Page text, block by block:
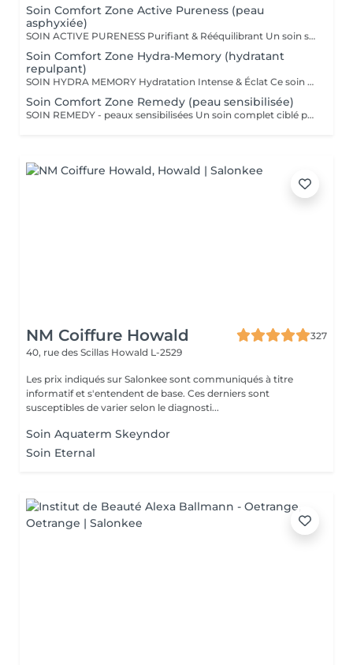
Soin Comfort Zone Active Pureness (peau
asphyxiée)
SOIN ACTIVE PURENESS Purifiant & Rééquilibrant Un soin spécifique profond qui désincruste et libère la peau de toutes ses impuretés. Grâce à l'action combinée des exfoliants et des extraits naturels purifiants, il aide à désobstruer les pores, réduire l'excès de sébum et retrouver un teint plus net et équilibré. Idéal pour retrouver une peau fraîche et matifiée, tout en douceur. SOINS DU VISAGE COMFORT ZONE Nos soins du visage utilisent les produits de la marque Comfort Zone, une référence en cosmétique professionnelle alliant science, nature et innovation. Formulés avec des ingrédients d'origine naturelle, sans silicones, parabènes ni huiles minérales, ces soins sont conçus pour respecter l'équilibre de la peau tout en offrant des résultats visibles et durables. Chaque soin est un véritable rituel de bien-être et d'efficacité, adapté aux besoins spécifiques de votre peau.
Soin Comfort Zone Hydra-Memory (hydratant
repulpant)
SOIN HYDRA MEMORY Hydratation Intense & Éclat Ce soin booste l'hydratation et recharge la peau en eau grâce à l'acide hyaluronique et aux extraits naturels hydratants. Sa texture fraîche et ultra-sensorielle désaltère immédiatement la peau et lui redonne souplesse, douceur et éclat. Parfait pour les peaux déshydratées ou fatiguées, en quête de confort et de fraîcheur. SOINS DU VISAGE COMFORT ZONE Nos soins du visage utilisent les produits de la marque Comfort Zone, une référence en cosmétique professionnelle alliant science, nature et innovation. Formulés avec des ingrédients d'origine naturelle, sans silicones, parabènes ni huiles minérales, ces soins sont conçus pour respecter l'équilibre de la peau tout en offrant des résultats visibles et durables. Chaque soin est un véritable rituel de bien-être et d'efficacité, adapté aux besoins spécifiques de votre peau.
Soin Comfort Zone Remedy (peau sensibilisée)
SOIN REMEDY - peaux sensibilisées Un soin complet ciblé pour tous les âges et tous les types de peau. Le point commun ? Une peau sensibilisée, fragilisée et inconfortable. Apaiser, calmer et soulager la peau des inflammations, tel est l'objectif de ce soin qui renforce la barrière protectrice de la peau pour lui apporter sérénité et confort. SOINS DU VISAGE COMFORT ZONE Nos soins du visage utilisent les produits de la marque Comfort Zone, une référence en cosmétique professionnelle alliant science, nature et innovation. Formulés avec des ingrédients d'origine naturelle, sans silicones, parabènes ni huiles minérales, ces soins sont conçus pour respecter l'équilibre de la peau tout en offrant des résultats visibles et durables. Chaque soin est un véritable rituel de bien-être et d'efficacité, adapté aux besoins spécifiques de votre peau.
NM Coiffure Howald
327
40, rue des Scillas Howald L-2529
Les prix indiqués sur Salonkee sont communiqués à titre
informatif et s'entendent de base. Ces derniers sont
susceptibles de varier selon le diagnosti...
Soin Aquaterm Skeyndor
Soin Eternal